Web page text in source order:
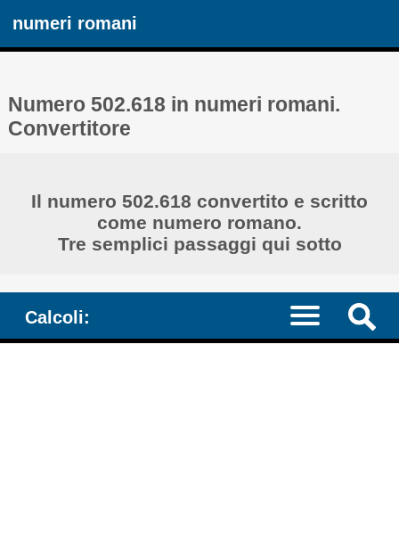
numeri romani
Numero 502.618 in numeri romani.
Convertitore
Il numero 502.618 convertito e scritto
come numero romano.
Tre semplici passaggi qui sotto
Calcoli: